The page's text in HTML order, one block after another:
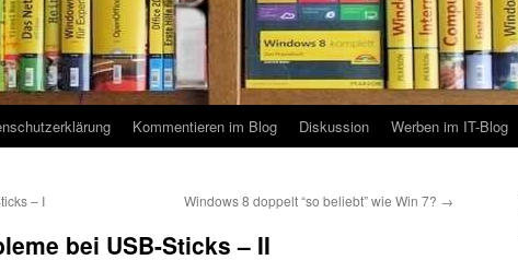
Kommentieren im Blog Diskussion Werben im IT-Blog
– I Windows 8 doppelt “so beliebt” wie Win 7? →
bei USB-Sticks – II